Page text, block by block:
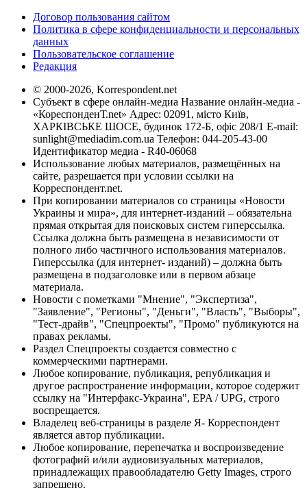
Договор пользования сайтом
Политика в сфере конфиденциальности и персональных
данных
Пользовательское соглашение
Редакция
© 2000-2026, Korrespondent.net
Субъект в сфере онлайн-медиа Название онлайн-медиа -
«КореспонденТ.net» Адрес: 02091, місто Київ,
ХАРКІВСЬКЕ ШОСЕ, будинок 172-Б, офіс 208/1 E-mail:
sunlight@mediadim.com.ua Телефон: 044-205-43-00
Идентификатор медиа - R40-06068
Использование любых материалов, размещённых на
сайте, разрешается при условии ссылки на
Корреспондент.net.
При копировании материалов со страницы «Новости
Украины и мира», для интернет-изданий – обязательна
прямая открытая для поисковых систем гиперссылка.
Ссылка должна быть размещена в независимости от
полного либо частичного использования материалов.
Гиперссылка (для интернет- изданий) – должна быть
размещена в подзаголовке или в первом абзаце
материала.
Новости с пометками "Мнение", "Экспертиза",
"Заявление", "Регионы", "Деньги", "Власть", "Выборы",
"Тест-драйв", "Спецпроекты", "Промо" публикуются на
правах рекламы.
Раздел Спецпроекты создается совместно с
коммерческими партнерами.
Любое копирование, публикация, републикация и
другое распространение информации, которое содержит
ссылку на "Интерфакс-Украина", EPA / UPG, строго
воспрещается.
Владелец веб-страницы в разделе Я- Корреспондент
является автор публикации.
Любое копирование, перепечатка и воспроизведение
фотографий и/или аудиовизуальных материалов,
принадлежащих правообладателю Getty Images, строго
запрещено.